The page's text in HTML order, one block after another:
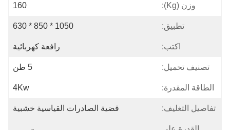
وزن (kg): 160
تطبيق: 1050 * 850 * 630
اكتب: رافعة كهربائية
تصنيف تحميل: 5 طن
الطاقة المقدرة: 4Kw
تفاصيل التغليف: قضية الصادرات القياسية خشبية